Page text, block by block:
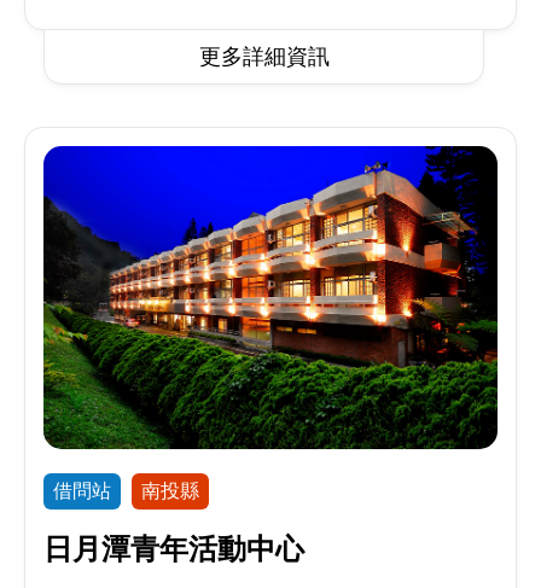
更多詳細資訊
借問站 南投縣
日月潭青年活動中心